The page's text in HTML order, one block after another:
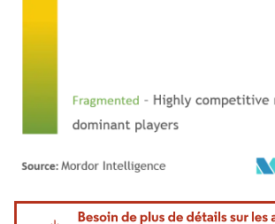
Image © Mordor Intelligence. La réutilisation nécessite